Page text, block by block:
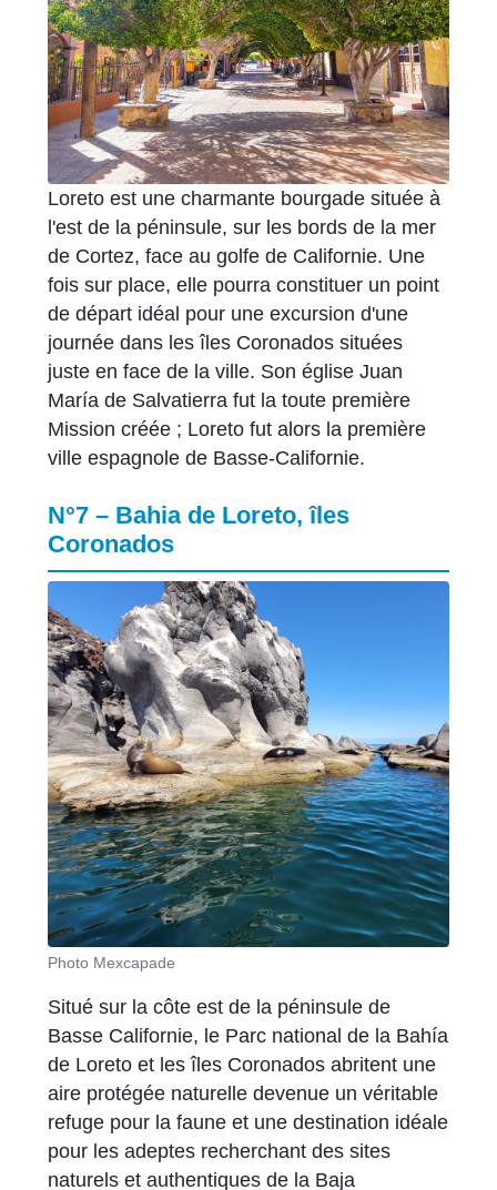
Loreto est une charmante bourgade située à
l'est de la péninsule, sur les bords de la mer
de Cortez, face au golfe de Californie. Une
fois sur place, elle pourra constituer un point
de départ idéal pour une excursion d'une
journée dans les îles Coronados situées
juste en face de la ville. Son église Juan
María de Salvatierra fut la toute première
Mission créée ; Loreto fut alors la première
ville espagnole de Basse-Californie.
N°7 – Bahia de Loreto, îles
Coronados
Photo Mexcapade
Situé sur la côte est de la péninsule de
Basse Californie, le Parc national de la Bahía
de Loreto et les îles Coronados abritent une
aire protégée naturelle devenue un véritable
refuge pour la faune et une destination idéale
pour les adeptes recherchant des sites
naturels et authentiques de la Baja